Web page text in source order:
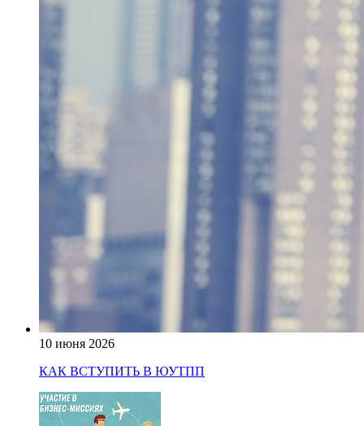
10 июня 2026
КАК ВСТУПИТЬ В ЮУТПП